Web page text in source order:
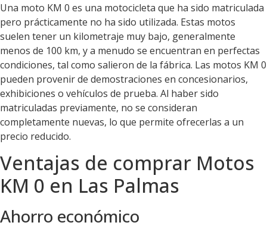
Una moto KM 0 es una motocicleta que ha sido matriculada
pero prácticamente no ha sido utilizada. Estas motos
suelen tener un kilometraje muy bajo, generalmente
menos de 100 km, y a menudo se encuentran en perfectas
condiciones, tal como salieron de la fábrica. Las motos KM 0
pueden provenir de demostraciones en concesionarios,
exhibiciones o vehículos de prueba. Al haber sido
matriculadas previamente, no se consideran
completamente nuevas, lo que permite ofrecerlas a un
precio reducido.
Ventajas de comprar Motos
KM 0 en Las Palmas
Ahorro económico